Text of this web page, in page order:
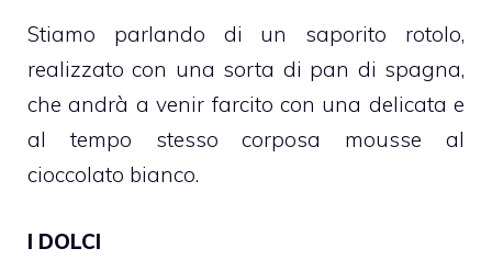
Stiamo parlando di un saporito rotolo,
realizzato con una sorta di pan di spagna,
che andrà a venir farcito con una delicata e
al tempo stesso corposa mousse al
cioccolato bianco.
I DOLCI